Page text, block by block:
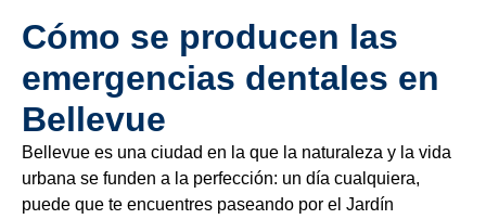
Cómo se producen las
emergencias dentales en
Bellevue
Bellevue es una ciudad en la que la naturaleza y la vida
urbana se funden a la perfección: un día cualquiera,
puede que te encuentres paseando por el Jardín